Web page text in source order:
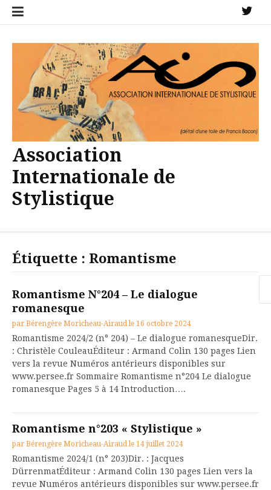
Aller
Association
Internationale de
Stylistique
Étiquette : Romantisme
Romantisme N°204 – Le dialogue
romanesque
par Bérengère Moricheau-Airaud le 16 octobre 2024
Romantisme 2024/2 (n° 204) – Le dialogue romanesqueDir.
: Christèle CouleauÉditeur : Armand Colin 130 pages Lien
vers la revue Numéros antérieurs disponibles sur
www.persee.fr Sommaire Romantisme n°204 Le dialogue
romanesque Pages 5 à 14 Introduction….
Romantisme n°203 « Stylistique »
par Bérengère Moricheau-Airaud le 14 juillet 2024
Romantisme 2024/1 (n° 203)Dir. : Jacques
DürrenmatÉditeur : Armand Colin 130 pages Lien vers la
revue Numéros antérieurs disponibles sur www.persee.fr